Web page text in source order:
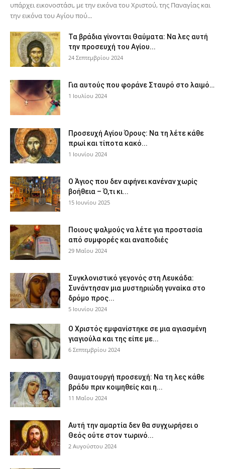
υπάρχει εικονοστάσι, με την εικόνα του Χριστού, της Παν­αγίας και
την εικόνα του Αγίου πού...
Τα βράδια γίνονται Θαύματα: Να λες αυτή
την προσευχή του Αγίου...
24 Σεπτεμβρίου 2024
Για αυτούς που φοράνε Σταυρό στο λαιμό…
1 Ιουλίου 2024
Προσευχή Αγίου Όρους: Να τη λέτε κάθε
πρωί και τίποτα κακό...
1 Ιουνίου 2024
Ο Άγιος που δεν αφήνει κανέναν χωρίς
βοήθεια – Ό,τι κι...
15 Ιουνίου 2025
Ποιους ψαλμούς να λέτε για προστασία
από συμφορές και αναποδιές
29 Μαΐου 2024
Συγκλονιστικό γεγονός στη Λευκάδα:
Συνάντησαν μια μυστηριώδη γυναίκα στο
δρόμο προς...
5 Ιουνίου 2024
Ο Χριστός εμφανίστηκε σε μια αγιασμένη
γιαγιούλα και της είπε με...
6 Σεπτεμβρίου 2024
Θαυματουργή προσευχή: Να τη λες κάθε
βράδυ πριν κοιμηθείς και η...
11 Μαΐου 2024
Αυτή την αμαρτία δεν θα συγχωρήσει ο
Θεός ούτε στον τωρινό...
2 Αυγούστου 2024